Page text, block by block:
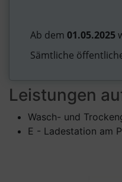
Ab dem 01.05.2025
Sämtliche
Leistungen
Wasch- und
E - Ladestation am